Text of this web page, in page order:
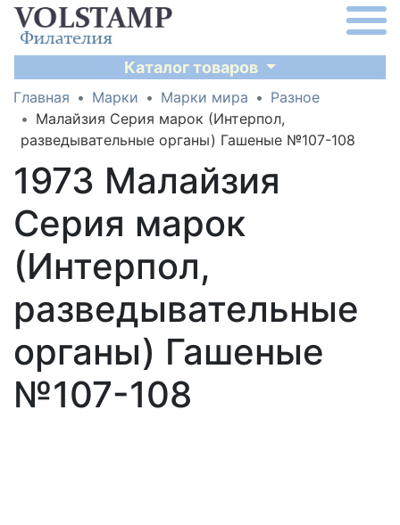
Каталог товаров
Главная Марки Марки мира
Разное
Малайзия Серия марок (Интерпол,
разведывательные органы) Гашеные №107-108
1973 Малайзия
Серия марок
(Интерпол,
разведывательные
органы) Гашеные
№107-108